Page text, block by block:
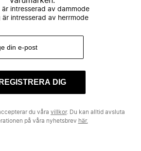
är intresserad av dammode
är intresserad av herrmode
REGISTRERA DIG
du våra villkor. Du kan alltid avsluta
på våra nyhetsbrev här.